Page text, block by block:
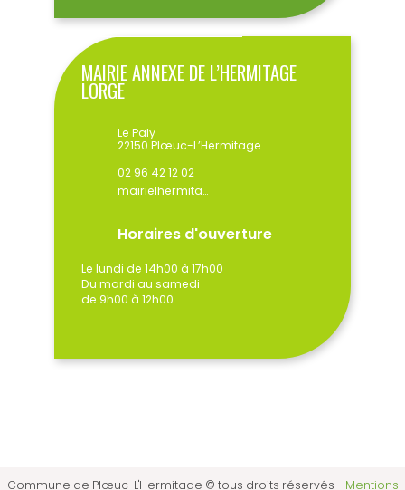
MAIRIE ANNEXE DE L’HERMITAGE
LORGE
Le Paly
22150 Plœuc-L’Hermitage
02 96 42 12 02
mairielhermitage@ploeuclhermitage.bzh
Horaires d'ouverture
Le lundi de 14h00 à 17h00
Du mardi au samedi
de 9h00 à 12h00
Commune de Plœuc-L'Hermitage © tous droits réservés - Mentions